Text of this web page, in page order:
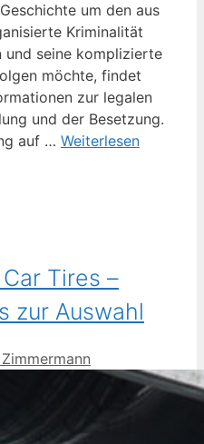
um den aus
Kriminalität
und seine komplizierte
möchte, findet
zur legalen
und der Besetzung.
auf … Weiterlesen
Tires –
zur Auswahl